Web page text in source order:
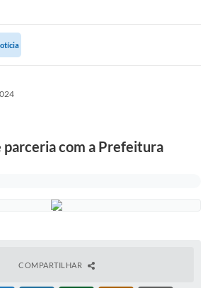
parceria com a Prefeitura
COMPARTILHAR